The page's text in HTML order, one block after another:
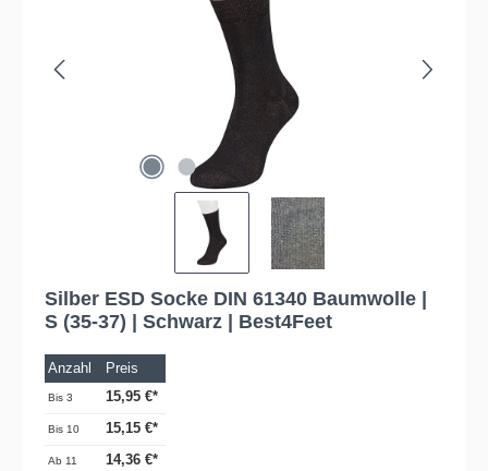
Silber ESD Socke DIN 61340 Baumwolle |
S (35-37) | Schwarz | Best4Feet
Anzahl Preis
Bis3 15,95 €*
Bis10 15,15 €*
Ab11 14,36 €*